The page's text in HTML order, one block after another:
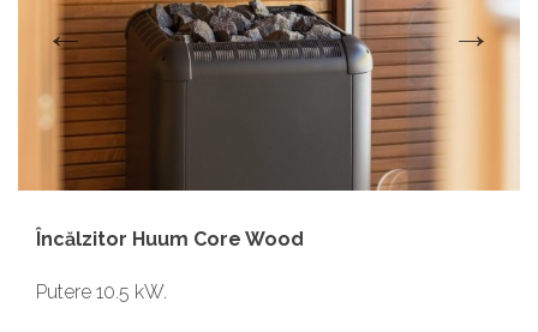
Încălzitor Huum Core Wood
Putere 10.5 kW.